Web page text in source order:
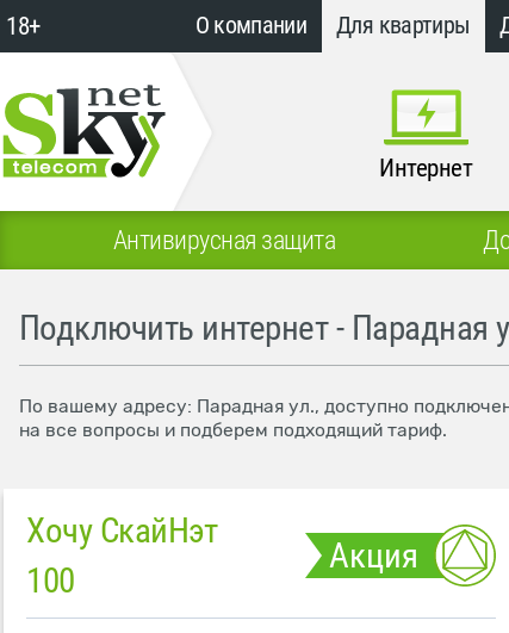
18+ О компании Для квартиры
Интернет
Антивирусная защита
Подключить интернет - Парадная
По вашему адресу: Парадная ул., доступно
на все вопросы и подберем подходящий тариф.
Хочу СкайНэт
100
Акция